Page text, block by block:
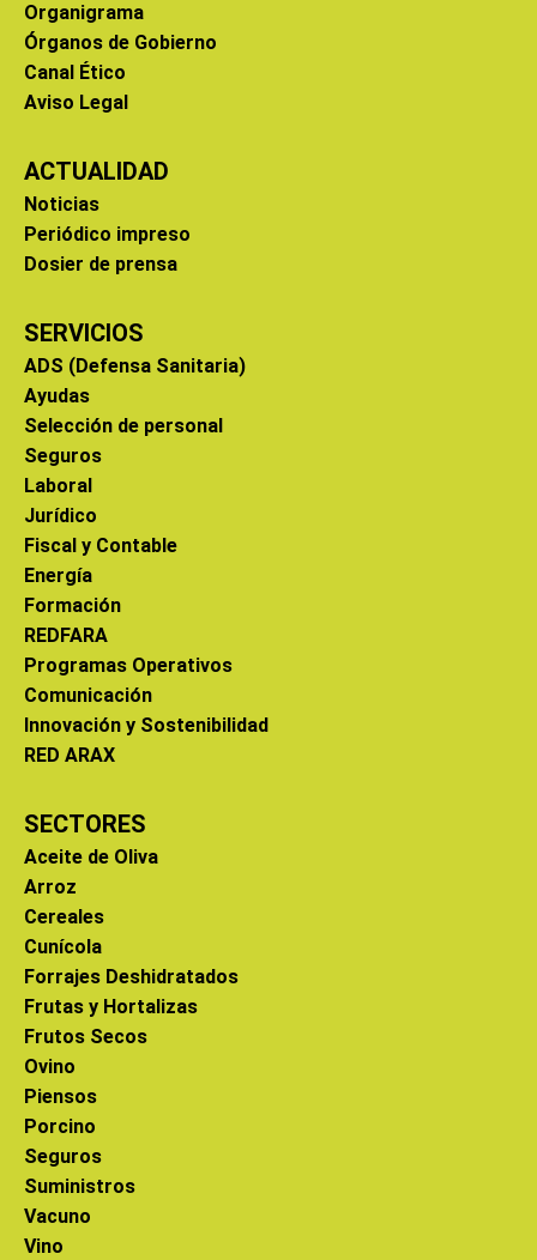
Organigrama
Órganos de Gobierno
Canal Ético
Aviso Legal
ACTUALIDAD
Noticias
Periódico impreso
Dosier de prensa
SERVICIOS
ADS (Defensa Sanitaria)
Ayudas
Selección de personal
Seguros
Laboral
Jurídico
Fiscal y Contable
Energía
Formación
REDFARA
Programas Operativos
Comunicación
Innovación y Sostenibilidad
RED ARAX
SECTORES
Aceite de Oliva
Arroz
Cereales
Cunícola
Forrajes Deshidratados
Frutas y Hortalizas
Frutos Secos
Ovino
Piensos
Porcino
Seguros
Suministros
Vacuno
Vino